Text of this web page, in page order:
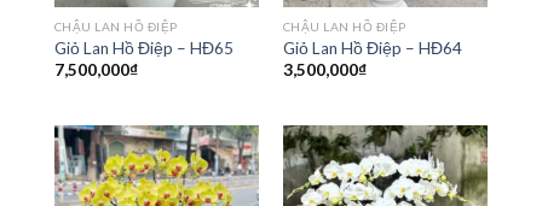
CHẬU LAN HỒ ĐIỆP
Giỏ Lan Hồ Điệp – HĐ65
7,500,000₫
CHẬU LAN HỒ ĐIỆP
Giỏ Lan Hồ Điệp – HĐ64
3,500,000₫